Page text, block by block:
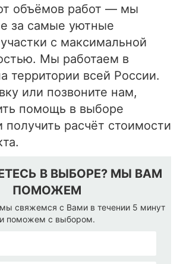
объёмов работ — мы
за самые уютные
с максимальной
Мы работаем в
территории всей России.
или позвоните нам,
помощь в выборе
получить расчёт стоимости
В ВЫБОРЕ? МЫ ВАМ
ПОМОЖЕМ
мы свяжемся с Вами в течении 5 минут
и поможем с выбором.